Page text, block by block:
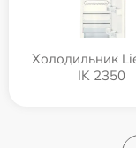
Холодильник
IK 2350